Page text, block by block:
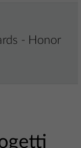
- Honor